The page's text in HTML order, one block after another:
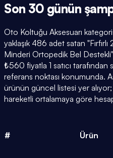
Son 30 günün
Oto Koltuğu Aksesuarı
yaklaşık 486 adet satan
Minderi Ortopedik Bel
₺560 fiyatla 1 satıcı
referans noktası konumunda.
ürünün güncel listesi yer
hareketli ortalamaya göre
# Ürün